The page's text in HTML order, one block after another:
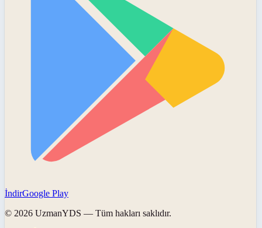
İndirGoogle Play
© 2026 UzmanYDS — Tüm hakları saklıdır.